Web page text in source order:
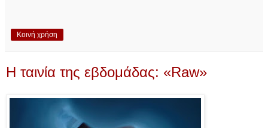
Κοινή χρήση
Η ταινία της εβδομάδας: «Raw»